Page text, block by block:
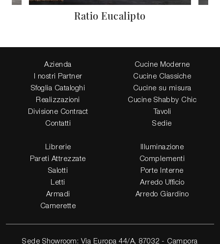
Ratio Eucalipto
Azienda
I nostri Partner
Sfoglia Cataloghi
Realizzazioni
Divisione Contract
Contatti
Cucine Moderne
Cucine Classiche
Cucine su misura
Cucine Shabby Chic
Tavoli
Sedie
Librerie
Pareti Attrezzate
Salotti
Letti
Armadi
Camerette
Illuminazione
Complementi
Porte Interne
Arredo Ufficio
Arredo Giardino
Sede Showroom: Via Europa 44/A, 87032 - Campora